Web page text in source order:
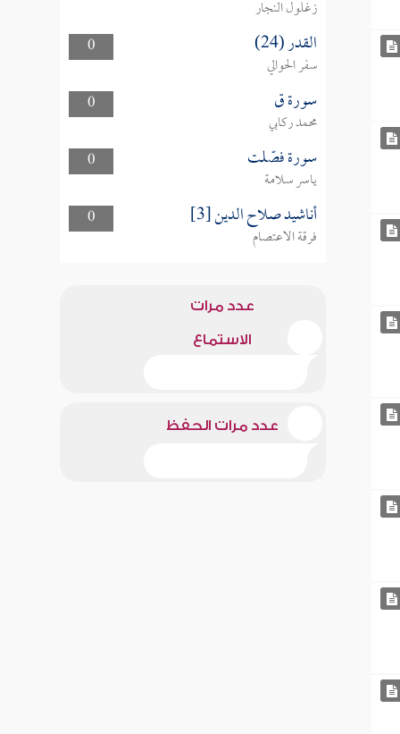
زغلول النجار
0
القدر (24)
سفر الحوالي
0
سورة ق
محمد ركابي
0
سورة فصّلت
ياسر سلامة
0
أناشيد صلاح الدين [3]
فرقة الاعتصام
عدد مرات
الاستماع
عدد مرات الحفظ